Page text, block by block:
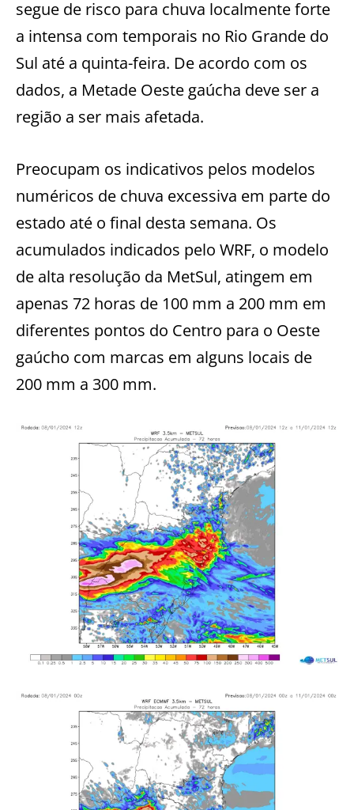
segue de risco para chuva localmente forte
a intensa com temporais no Rio Grande do
Sul até a quinta-feira. De acordo com os
dados, a Metade Oeste gaúcha deve ser a
região a ser mais afetada.
Preocupam os indicativos pelos modelos
numéricos de chuva excessiva em parte do
estado até o final desta semana. Os
acumulados indicados pelo WRF, o modelo
de alta resolução da MetSul, atingem em
apenas 72 horas de 100 mm a 200 mm em
diferentes pontos do Centro para o Oeste
gaúcho com marcas em alguns locais de
200 mm a 300 mm.